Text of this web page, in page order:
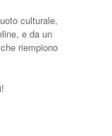
culturale,
e da un
riempiono